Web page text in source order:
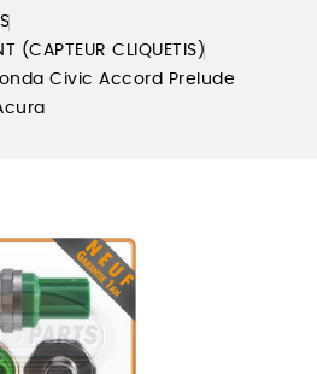
(CAPTEUR CLIQUETIS)
Civic Accord Prelude